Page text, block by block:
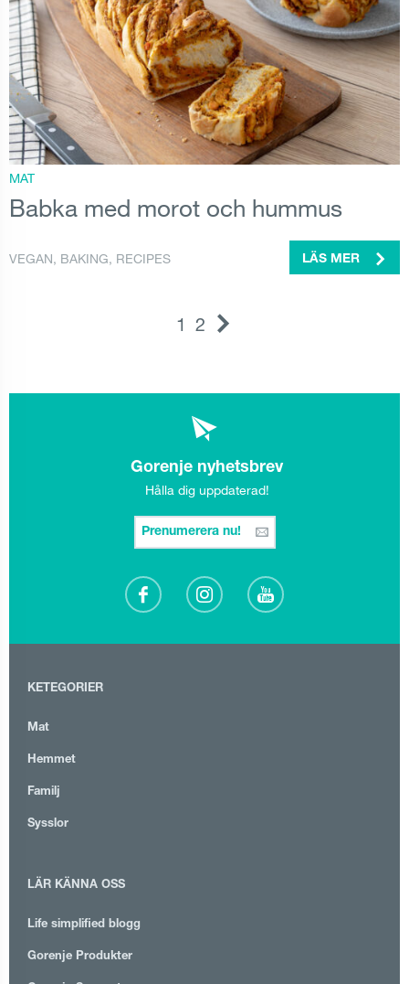
MAT
Babka med morot och hummus
VEGAN, BAKING, RECIPES LÄS MER
1 2
Gorenje nyhetsbrev
Hålla dig uppdaterad!
Prenumerera nu!
KETEGORIER
Mat
Hemmet
Familj
Sysslor
LÄR KÄNNA OSS
Life simplified blogg
Gorenje Produkter